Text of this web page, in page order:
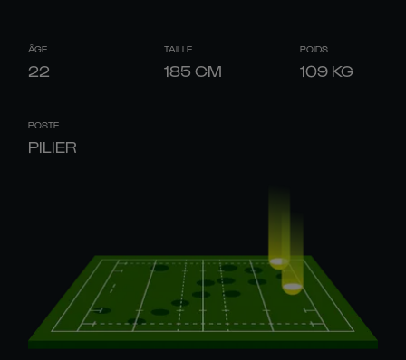
ÂGE
22
TAILLE
185 CM
POIDS
109 KG
POSTE
PILIER